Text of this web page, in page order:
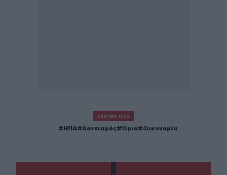
ΣΧΕΤΙΚΆ TAGS
ΗΠΑ Δανεισμός Όριο Οικονομία